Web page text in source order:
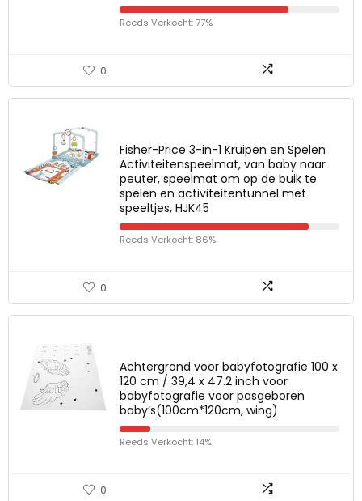
Reeds Verkocht: 77%
0
Fisher-Price 3-in-1 Kruipen en Spelen
Activiteitenspeelmat, van baby naar
peuter, speelmat om op de buik te
spelen en activiteitentunnel met
speeltjes, HJK45
Reeds Verkocht: 86%
0
Achtergrond voor babyfotografie 100 x
120 cm / 39,4 x 47.2 inch voor
babyfotografie voor pasgeboren
baby’s(100cm*120cm, wing)
Reeds Verkocht: 14%
0